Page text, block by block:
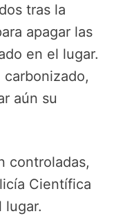
tras la
apagar las
en el lugar.
aún su
controladas,
Científica
lugar.